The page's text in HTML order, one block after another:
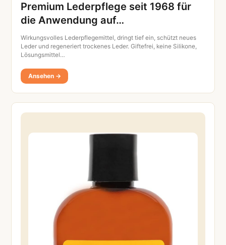
Premium Lederpflege seit 1968 für
die Anwendung auf…
Wirkungsvolles Lederpflegemittel, dringt tief ein, schützt neues
Leder und regeneriert trockenes Leder. Giftefrei, keine Silikone,
Lösungsmittel…
Ansehen →